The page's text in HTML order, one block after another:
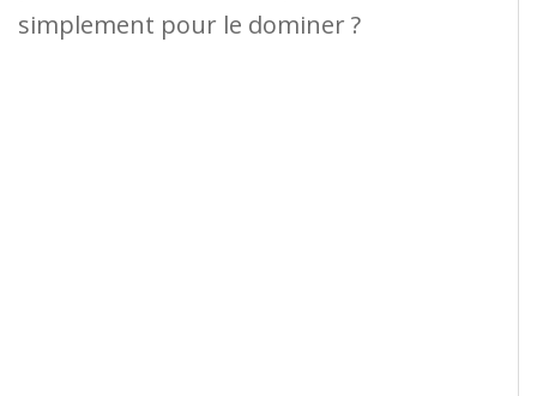
simplement pour le dominer ?